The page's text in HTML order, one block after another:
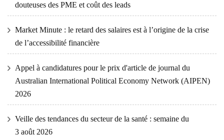
douteuses des PME et coût des leads
Market Minute : le retard des salaires est à l’origine de la crise
de l’accessibilité financière
Appel à candidatures pour le prix d'article de journal du
Australian International Political Economy Network (AIPEN)
2026
Veille des tendances du secteur de la santé : semaine du
3 août 2026